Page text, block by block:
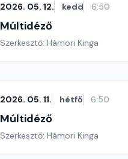
2026. 05. 12. kedd 6:50
Múltidéző
Szerkesztő: Hámori Kinga
2026. 05. 11. hétfő 6:50
Múltidéző
Szerkesztő: Hámori Kinga